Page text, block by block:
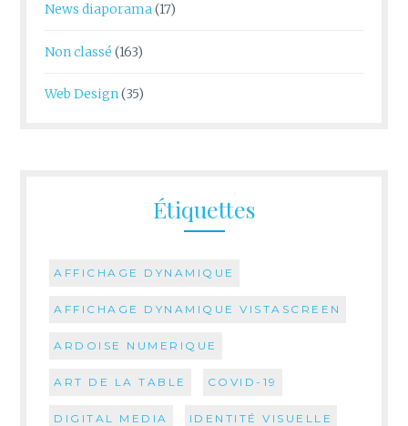
News diaporama(17)
Non classé (163)
Web Design(35)
Étiquettes
AFFICHAGE DYNAMIQUE
AFFICHAGE DYNAMIQUE VISTASCREEN
ARDOISE NUMERIQUE
ART DE LA TABLE COVID-19
DIGITAL MEDIA IDENTITÉ VISUELLE